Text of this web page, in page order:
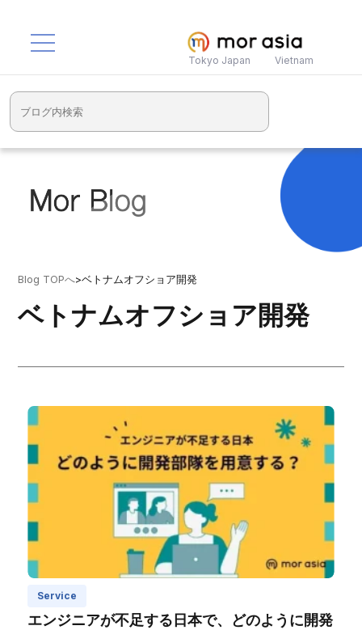
Tokyo Japan Vietnam
Blog TOPへ>ベトナムオフショア開発
ベトナムオフショア開発
Service
エンジニアが不足する日本で、どのように開発